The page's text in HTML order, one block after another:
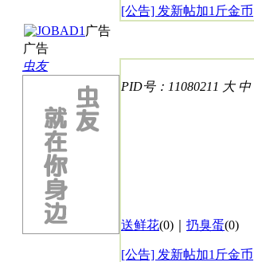
[公告] 发新帖加1斤金币
广告
广告
虫友
PID号：11080211 大 中
送鲜花(0)｜ 扔臭蛋(0)
[公告] 发新帖加1斤金币